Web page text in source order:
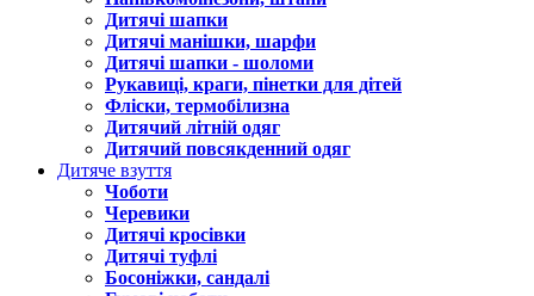
Дитячі шапки
Дитячі манішки, шарфи
Дитячі шапки - шоломи
Рукавиці, краги, пінетки для дітей
Фліски, термобілизна
Дитячий літній одяг
Дитячий повсякденний одяг
Дитяче взуття
Чоботи
Черевики
Дитячі кросівки
Дитячі туфлі
Босоніжки, сандалі